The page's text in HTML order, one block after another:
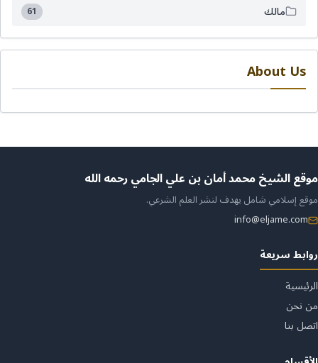
مالك 61
About Us
عن
الموقع
موقع الشيخ محمد أمان بن علي الجامي رحمه الله
موقع إسلامي شامل يهدف لنشر العلم الشرعي.
info@eljame.com
روابط سريعة
الرئيسية
من نحن
اتصل بنا